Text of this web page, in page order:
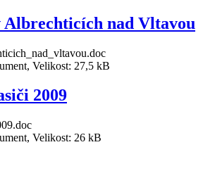
Albrechticích nad Vltavou
Velikost: 27,5 kB
2009
Velikost: 26 kB